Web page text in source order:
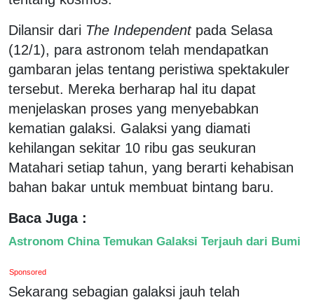
Dilansir dari The Independentpada Selasa
(12/1), para astronom telah mendapatkan
gambaran jelas tentang peristiwa spektakuler
tersebut. Mereka berharap hal itu dapat
menjelaskan proses yang menyebabkan
kematian galaksi. Galaksi yang diamati
kehilangan sekitar 10 ribu gas seukuran
Matahari setiap tahun, yang berarti kehabisan
bahan bakar untuk membuat bintang baru.
Baca Juga :
Astronom China Temukan Galaksi Terjauh dari Bumi
Sponsored
Sekarang sebagian galaksi jauh telah